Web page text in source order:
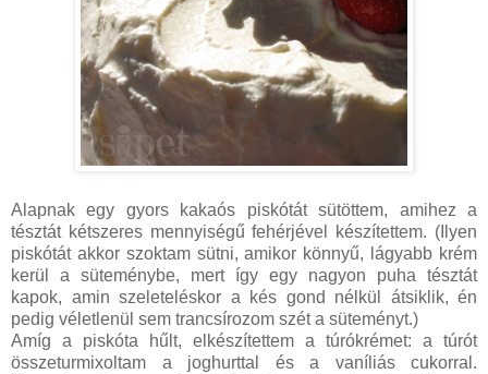
Alapnak egy gyors kakaós piskótát sütöttem, amihez a
tésztát kétszeres mennyiségű fehérjével készítettem. (Ilyen
piskótát akkor szoktam sütni, amikor könnyű, lágyabb krém
kerül a süteménybe, mert így egy nagyon puha tésztát
kapok, amin szeleteléskor a kés gond nélkül átsiklik, én
pedig véletlenül sem trancsírozom szét a süteményt.)
Amíg a piskóta hűlt, elkészítettem a túrókrémet: a túrót
összeturmixoltam a joghurttal és a vaníliás cukorral.